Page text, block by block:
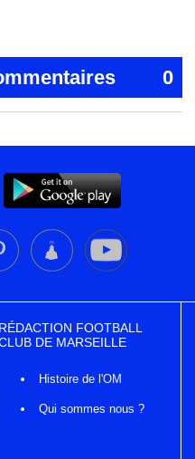
0
RÉDACTION FOOTBALL
DE MARSEILLE
Histoire de l'OM
Qui sommes nous ?